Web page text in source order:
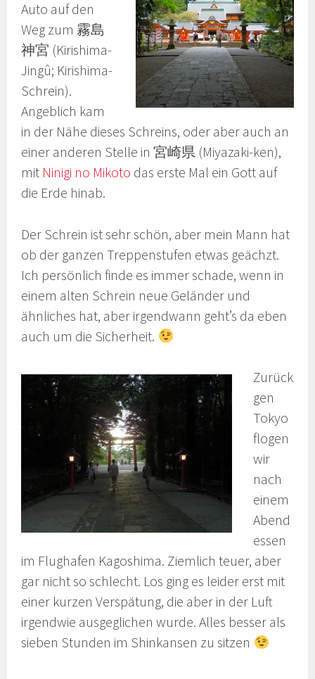
Auto auf den
Weg zum 霧島
神宮 (Kirishima-
Jingû; Kirishima-
Schrein).
Angeblich kam
in der Nähe dieses Schreins, oder aber auch an
einer anderen Stelle in 宮崎県 (Miyazaki-ken),
mit Ninigi no Mikoto das erste Mal ein Gott auf
die Erde hinab.
Der Schrein ist sehr schön, aber mein Mann hat
ob der ganzen Treppenstufen etwas geächzt.
Ich persönlich finde es immer schade, wenn in
einem alten Schrein neue Geländer und
ähnliches hat, aber irgendwann geht’s da eben
auch um die Sicherheit.
Zurück
gen
Tokyo
flogen
wir
nach
einem
Abend
essen
im Flughafen Kagoshima. Ziemlich teuer, aber
gar nicht so schlecht. Los ging es leider erst mit
einer kurzen Verspätung, die aber in der Luft
irgendwie ausgeglichen wurde. Alles besser als
sieben Stunden im Shinkansen zu sitzen